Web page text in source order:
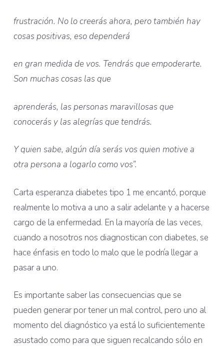
frustración. No lo creerás ahora, pero también hay
cosas positivas, eso dependerá
en gran medida de vos. Tendrás que empoderarte.
Son muchas cosas las que
aprenderás, las personas maravillosas que
conocerás y las alegrías que tendrás.
Y quien sabe, algún día serás vos quien motive a
otra persona a logarlo como vos”.
Carta esperanza diabetes tipo 1 me encantó, porque
realmente lo motiva a uno a salir adelante y a hacerse
cargo de la enfermedad. En la mayoría de las veces,
cuando a nosotros nos diagnostican con diabetes, se
hace énfasis en todo lo malo que le podría llegar a
pasar a uno.
Es importante saber las consecuencias que se
pueden generar por tener un mal control, pero uno al
momento del diagnóstico ya está lo suficientemente
asustado como para que siguen recalcando sólo en